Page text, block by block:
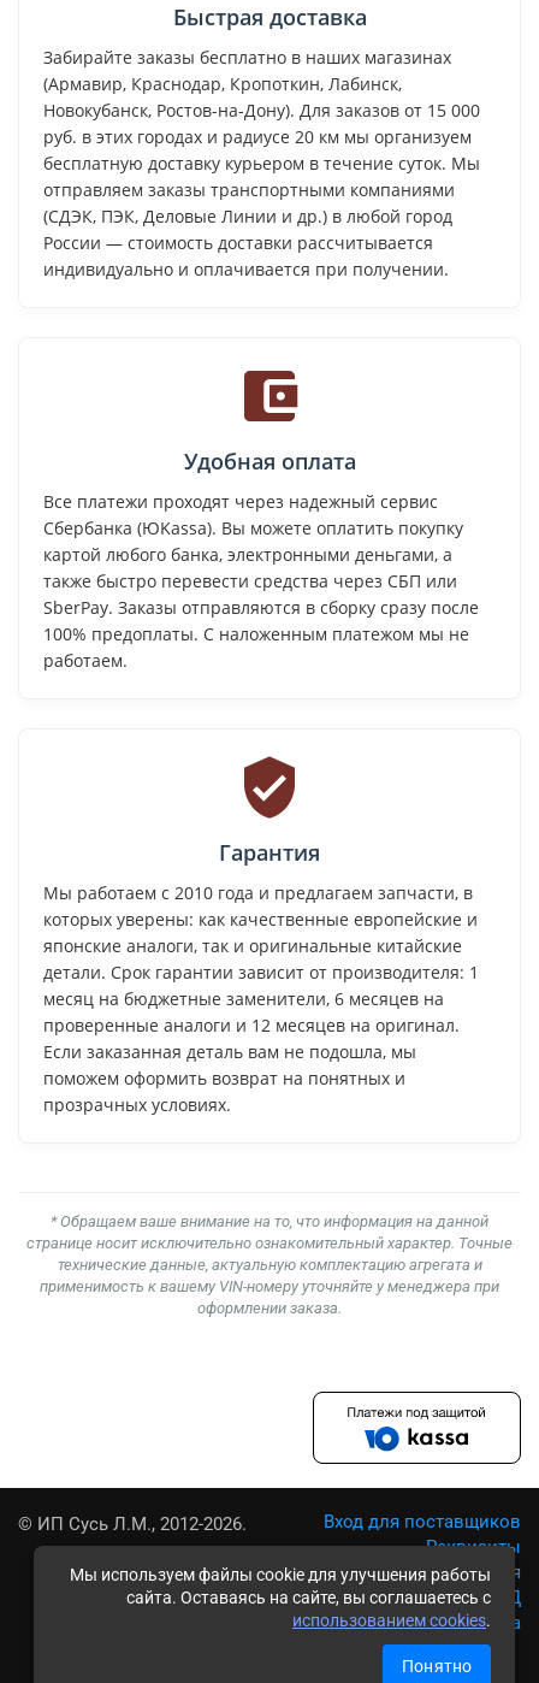
Мы используем файлы cookie для улучшения работы
сайта. Оставаясь на сайте, вы соглашаетесь с
использованием cookies.
Понятно
Быстрая доставка
Забирайте заказы бесплатно в наших магазинах
(Армавир, Краснодар, Кропоткин, Лабинск,
Новокубанск, Ростов-на-Дону). Для заказов от 15 000
руб. в этих городах и радиусе 20 км мы организуем
бесплатную доставку курьером в течение суток. Мы
отправляем заказы транспортными компаниями
(СДЭК, ПЭК, Деловые Линии и др.) в любой город
России — стоимость доставки рассчитывается
индивидуально и оплачивается при получении.
Удобная оплата
Все платежи проходят через надежный сервис
Сбербанка (ЮKassa). Вы можете оплатить покупку
картой любого банка, электронными деньгами, а
также быстро перевести средства через СБП или
SberPay. Заказы отправляются в сборку сразу после
100% предоплаты. С наложенным платежом мы не
работаем.
Гарантия
Мы работаем с 2010 года и предлагаем запчасти, в
которых уверены: как качественные европейские и
японские аналоги, так и оригинальные китайские
детали. Срок гарантии зависит от производителя: 1
месяц на бюджетные заменители, 6 месяцев на
проверенные аналоги и 12 месяцев на оригинал.
Если заказанная деталь вам не подошла, мы
поможем оформить возврат на понятных и
прозрачных условиях.
* Обращаем ваше внимание на то, что информация на данной
странице носит исключительно ознакомительный характер. Точные
технические данные, актуальную комплектацию агрегата и
применимость к вашему VIN-номеру уточняйте у менеджера при
оформлении заказа.
© ИП Сусь Л.М., 2012-2026.
Вход для поставщиков
Реквизиты
Условия использования
Политика обработки ПД
Карта сайта